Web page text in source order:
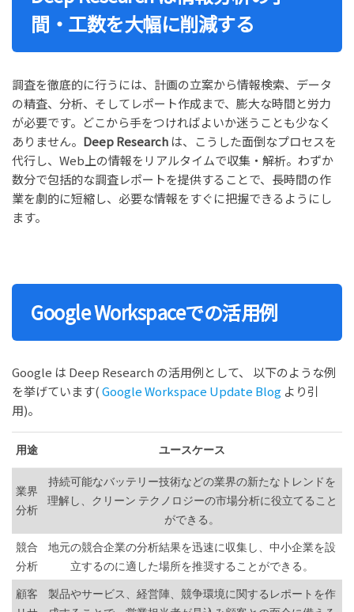
間・工数を大幅に削減する
調査を徹底的に行うには、計画の立案から情報検索、データ
の精査、分析、そしてレポート作成まで、膨大な時間と労力
が必要です。どこから手をつければよいか迷うことも少なく
ありません。 Deep Research は、こうした面倒なプロセスを
代行し、Web上の情報をリアルタイムで収集・解析。わずか
数分で包括的な調査レポートを提供することで、長時間の作
業を劇的に短縮し、必要な情報をすぐに把握できるようにし
ます。
Google Workspaceでの活用例
Google は Deep Research の活用例として、 以下のような例
を挙げています(Google Workspace Update Blog より引
用)。
用途 ユースケース
業界
分析
持続可能なバッテリー技術などの業界の新たなトレンドを
理解し、クリーン テクノロジーの市場分析に役立てること
ができる。
競合
分析
地元の競合企業の分析結果を迅速に収集し、中小企業を設
立するのに適した場所を推奨することができる。
顧客
製品やサービス、経営陣、競争環境に関するレポートを作